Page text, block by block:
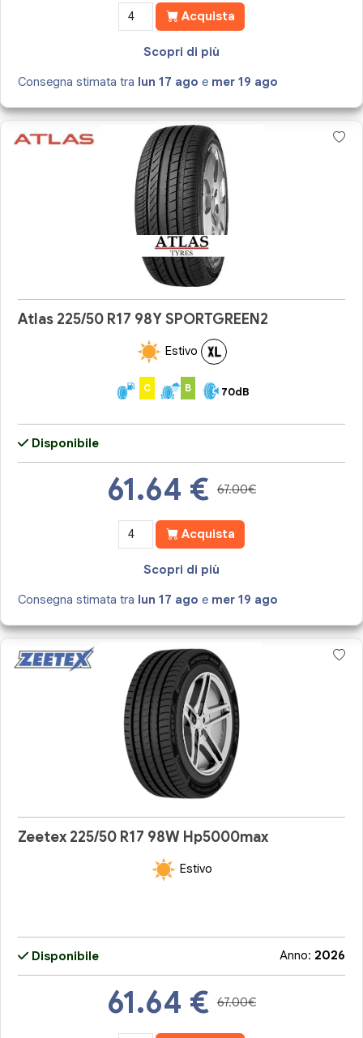
Acquista
Scopri di più
Consegna stimata tra lun 17 ago e mer 19 ago
Atlas 225/50 R17 98Y SPORTGREEN2
Estivo
C B 70dB
Disponibile
61.64 € 67.00€
Acquista
Scopri di più
Consegna stimata tra lun 17 ago e mer 19 ago
Zeetex 225/50 R17 98W Hp5000max
Estivo
Disponibile Anno: 2026
61.64 € 67.00€